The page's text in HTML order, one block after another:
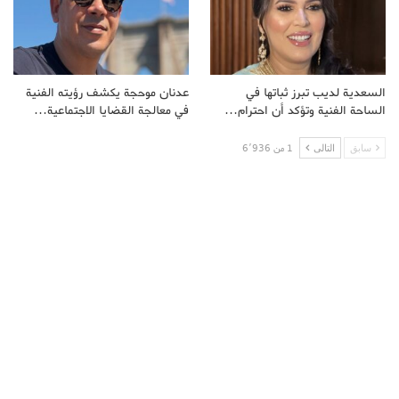
السعدية لديب تبرز ثباتها في
الساحة الفنية وتؤكد أن احترام…
عدنان موحجة يكشف رؤيته الفنية
في معالجة القضايا الاجتماعية…
سابق التالى 1 من 6٬936